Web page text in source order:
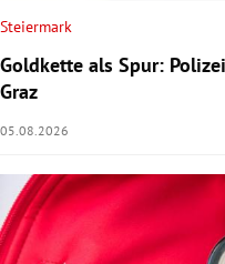
Steiermark
Goldkette als Spur:
Graz
05.08.2026